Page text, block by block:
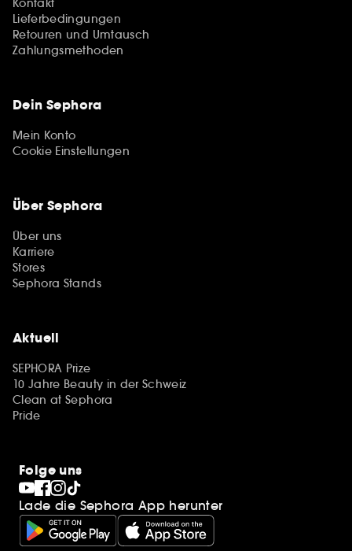
Lieferbedingungen
Retouren und Umtausch
Zahlungsmethoden
Dein Sephora
Mein Konto
Cookie Einstellungen
Über Sephora
Über uns
Karriere
Stores
Sephora Stands
Aktuell
SEPHORA Prize
10 Jahre Beauty in der Schweiz
Clean at Sephora
Pride
Folge uns
Lade die Sephora App herunter